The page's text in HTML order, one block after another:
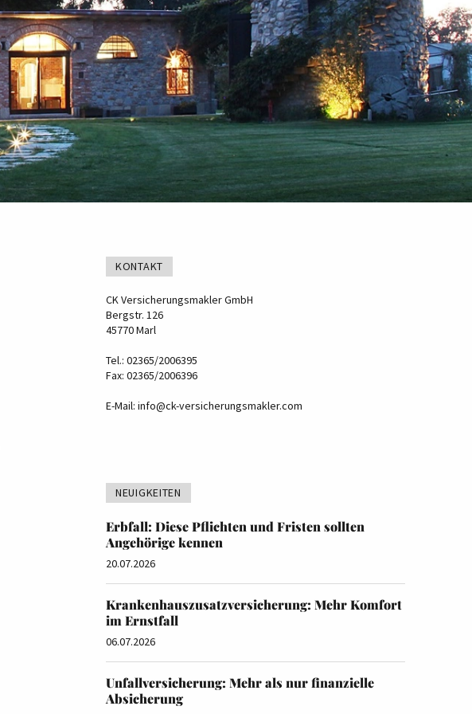
KONTAKT
CK Versicherungsmakler GmbH
Bergstr. 126
45770 Marl
Tel.: 02365/2006395
Fax: 02365/2006396
E-Mail: info@ck-versicherungsmakler.com
NEUIGKEITEN
Erbfall: Diese Pflichten und Fristen sollten
Angehörige kennen
20.07.2026
Krankenhauszusatzversicherung: Mehr Komfort
im Ernstfall
06.07.2026
Unfallversicherung: Mehr als nur finanzielle
Absicherung